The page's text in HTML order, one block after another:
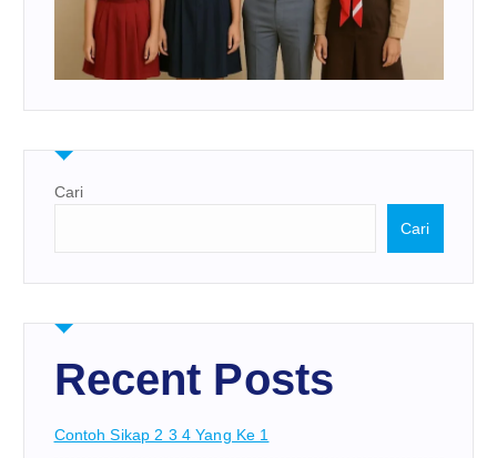
Cari
Cari
Recent Posts
Contoh Sikap 2 3 4 Yang Ke 1